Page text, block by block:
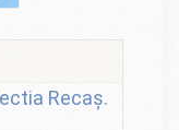
Recaș.